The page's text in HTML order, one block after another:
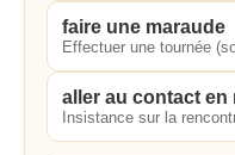
faire une maraude
Effectuer une tournée
aller au contact en
Insistance sur la